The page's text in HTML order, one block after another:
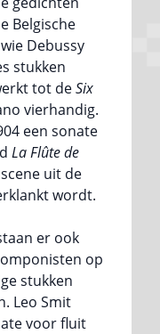
Belgische
Debussy
stukken
tot deSix
vierhandig.
een sonate
La Flûte de
uit de
wordt.
er ook
op
stukken
Leo Smit
voor fluit